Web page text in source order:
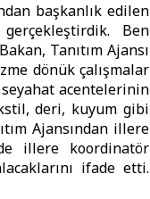
başkanlık edilen
gerçekleştirdik. Ben
Tanıtım Ajansı
dönük çalışmalar
seyahat acentelerinin
deri, kuyum gibi
Ajansından illere
illere koordinatör
ifade etti.